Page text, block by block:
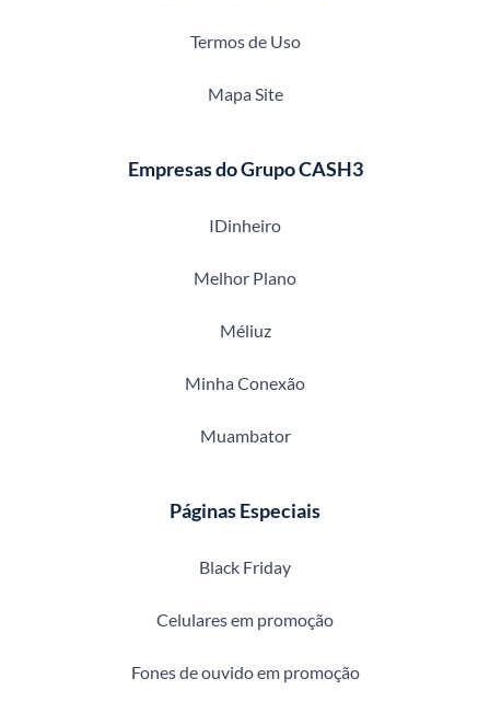
Termos de Uso
Mapa Site
Empresas do Grupo CASH3
IDinheiro
Melhor Plano
Méliuz
Minha Conexão
Muambator
Páginas Especiais
Black Friday
Celulares em promoção
Fones de ouvido em promoção